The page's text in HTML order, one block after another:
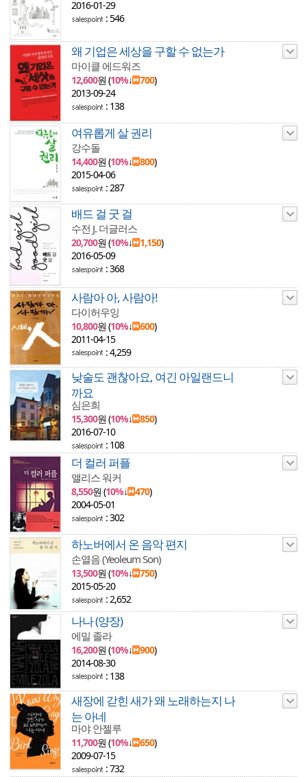
2016-01-29
: 546
왜 기업은 세상을 구할 수 없는가
마이클 에드워즈
12,600원 (10%↓ 700)
2013-09-24
: 138
여유롭게 살 권리
강수돌
14,400원 (10%↓ 800)
2015-04-06
: 287
배드 걸 굿 걸
수전 J. 더글러스
20,700원 (10%↓ 1,150)
2016-05-09
: 368
사람아 아, 사람아!
다이허우잉
10,800원 (10%↓ 600)
2011-04-15
: 4,259
낮술도 괜찮아요, 여긴 아일랜드니
까요
심은희
15,300원 (10%↓ 850)
2016-07-10
: 108
더 컬러 퍼플
앨리스 워커
8,550원 (10%↓ 470)
2004-05-01
: 302
하노버에서 온 음악 편지
손열음 (Yeoleum Son)
13,500원 (10%↓ 750)
2015-05-20
: 2,652
나나 (양장)
에밀 졸라
16,200원 (10%↓ 900)
2014-08-30
: 138
새장에 갇힌 새가 왜 노래하는지 나
는 아네
마야 안젤루
11,700원 (10%↓ 650)
2009-07-15
: 732